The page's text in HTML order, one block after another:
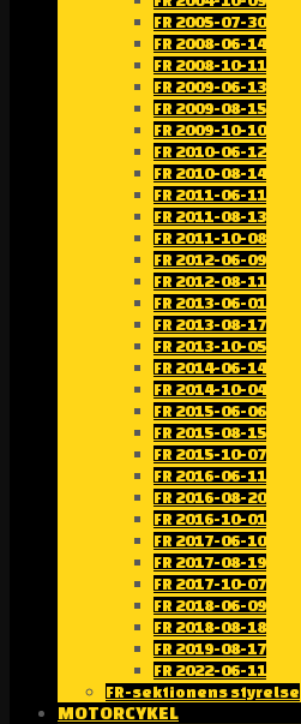
FR 2005-07-30
FR 2008-06-14
FR 2008-10-11
FR 2009-06-13
FR 2009-08-15
FR 2009-10-10
FR 2010-06-12
FR 2010-08-14
FR 2011-06-11
FR 2011-08-13
FR 2011-10-08
FR 2012-06-09
FR 2012-08-11
FR 2013-06-01
FR 2013-08-17
FR 2013-10-05
FR 2014-06-14
FR 2014-10-04
FR 2015-06-06
FR 2015-08-15
FR 2015-10-07
FR 2016-06-11
FR 2016-08-20
FR 2016-10-01
FR 2017-06-10
FR 2017-08-19
FR 2017-10-07
FR 2018-06-09
FR 2018-08-18
FR 2019-08-17
FR 2022-06-11
FR-sektionens styrelse
MOTORCYKEL